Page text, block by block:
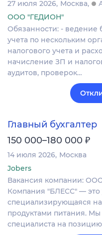
27 июля 2026 Москва
ООО "ГЕДИОН"
Обязанности: - ведение
учета по нескольким
налогового учета и
начисление ЗП и
аудитов, проверок…
Главный бухгалтер
150 000–180 000 ₽
14 июля 2026 Москва
Jobers
Вакансия компании:
Компания "БЛЕСС" — это
специализирующаяся
продуктами питания.
специалиста на